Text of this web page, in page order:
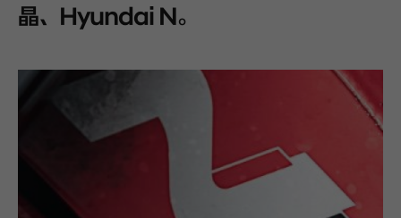
晶、Hyundai N。